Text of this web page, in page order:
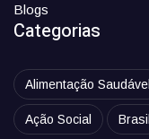
Blogs
Categorias
Alimentação Saudável
Ação Social Brasil